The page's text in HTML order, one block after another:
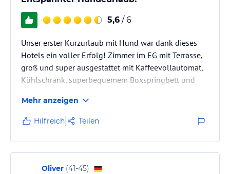
5,6 / 6
Unser erster Kurzurlaub mit Hund war dank dieses
Hotels ein voller Erfolg! Zimmer im EG mit Terrasse,
groß und super ausgestattet mit Kaffeevollautomat,
Kühlschrank, superbequemem Boxspringbett und
Körbchen vor die Tür, so dass man ganz entspannt
auf dem Zimmer frühstücken kann. Personal ist
freundlich, tierlieb und kann gut deutsch sprechen.
Geschäfte, Restaurants und Fahrradverleih ganz in
der Nähe, am Strand hat niemand etwas gegen
Hunde, also: super gelungener Urlaub!
Mehr anzeigen
Hilfreich Teilen
Oliver (41-45)